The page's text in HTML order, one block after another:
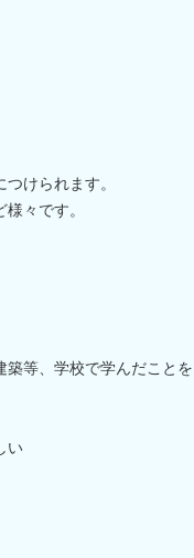
けられます。
々です。
等、学校で学んだことを
い